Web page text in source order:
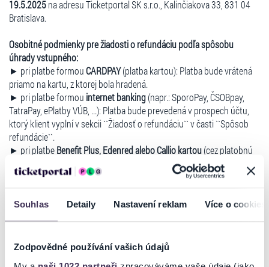
Souhlas Detaily Nastavení reklam Více o cookies
Zodpovědné používání vašich údajů
19.5.2025na adresu Ticketportal SK s.r.o., Kalinčiakova 33, 831 04
Bratislava.
Osobitné podmienky pre žiadosti o refundáciu podľa spôsobu
úhrady vstupného:
► pri platbe formouCARDPAY(platba kartou): Platba bude vrátená
priamo na kartu, z ktorej bola hradená.
► pri platbe formou internet banking(napr.: SporoPay, ČSOBpay,
TatraPay, ePlatby VÚB, ...): Platba bude prevedená v prospech účtu,
ktorý klient vyplní v sekcii ``Žiadosť o refundáciu`` v časti ``Spôsob
refundácie``.
► pri platbeBenefit Plus, Edenred alebo Callio kartou(cez platobnú
bránu): Po vybavení žiadosti spoločnosť Benefit plus/Edenred/Callio
klientovi pripíše body na jeho konto.
► pri platbeDarčekovou poukážkou Ticketportal, respektíve iným
typom poukážky, ktorú je možné využiť na zakúpenie vstupeniek v
časti ``Spôsob refundácie``.